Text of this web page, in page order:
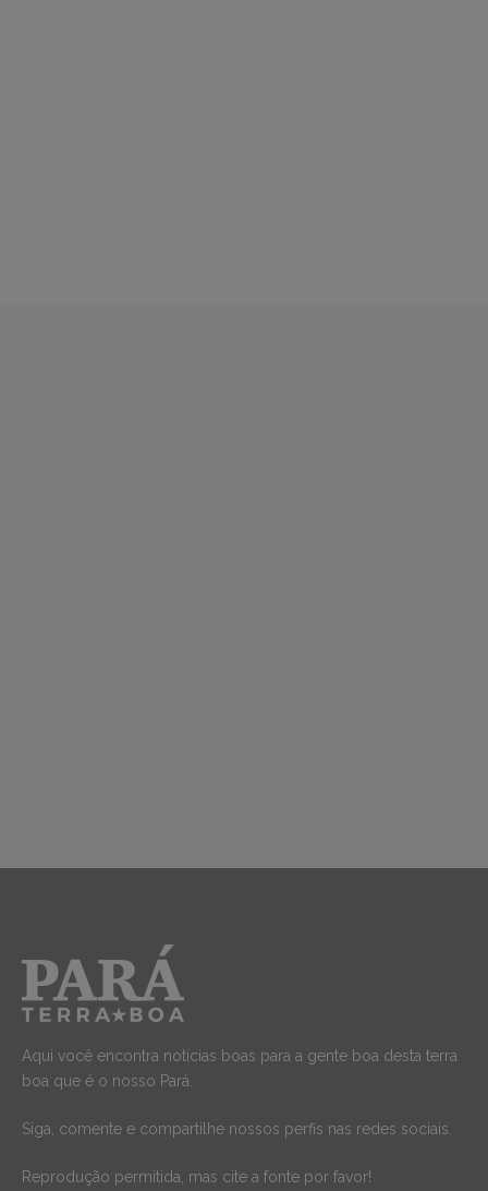
Aqui você encontra notícias boas para a gente boa desta terra
boa que é o nosso Pará.
Siga, comente e compartilhe nossos perfis nas redes sociais.
Reprodução permitida, mas cite a fonte por favor!